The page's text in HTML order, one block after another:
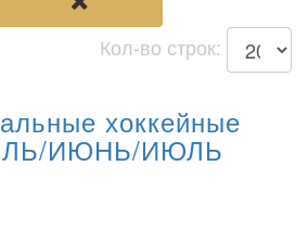
Кол-во строк:
хоккейные
ИЮНЬ/ИЮЛЬ